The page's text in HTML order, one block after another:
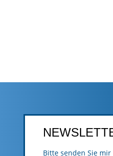
Bitte senden Sie